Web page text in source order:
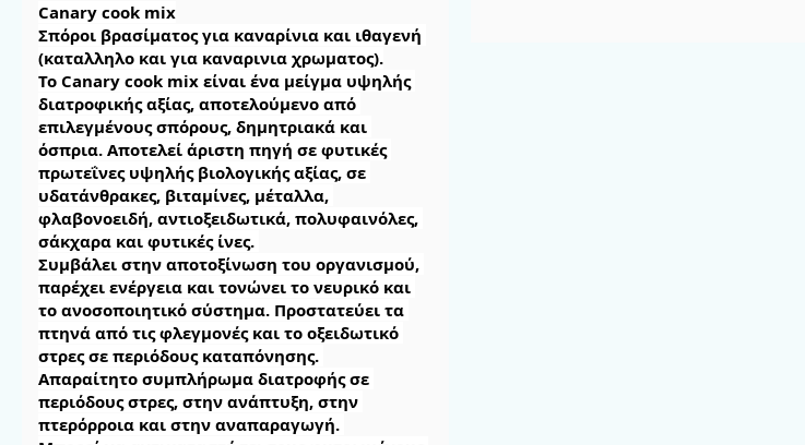
Canary cook mix
Σπόροι βρασίματος για καναρίνια και ιθαγενή
(καταλληλο και για καναρινια χρωματος).
Το Canary cook mix είναι ένα μείγμα υψηλής
διατροφικής αξίας, αποτελούμενο από
επιλεγμένους σπόρους, δημητριακά και
όσπρια. Αποτελεί άριστη πηγή σε φυτικές
πρωτεΐνες υψηλής βιολογικής αξίας, σε
υδατάνθρακες, βιταμίνες, μέταλλα,
φλαβονοειδή, αντιοξειδωτικά, πολυφαινόλες,
σάκχαρα και φυτικές ίνες.
Συμβάλει στην αποτοξίνωση του οργανισμού,
παρέχει ενέργεια και τονώνει το νευρικό και
το ανοσοποιητικό σύστημα. Προστατεύει τα
πτηνά από τις φλεγμονές και το οξειδωτικό
στρες σε περιόδους καταπόνησης.
Απαραίτητο συμπλήρωμα διατροφής σε
περιόδους στρες, στην ανάπτυξη, στην
πτερόρροια και στην αναπαραγωγή.